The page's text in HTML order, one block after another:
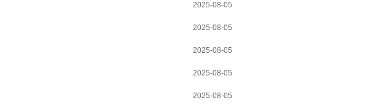
2025-08-05
2025-08-05
2025-08-05
2025-08-05
2025-08-05